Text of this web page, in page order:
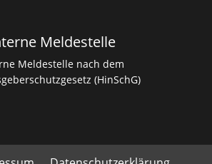
Meldestelle
Meldestelle nach dem
(HinSchG)